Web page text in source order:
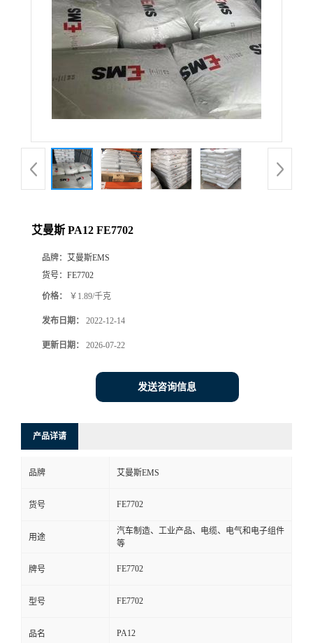
品
厅
系
艾曼斯 PA12 FE7702
品牌： 艾曼斯EMS
货号： FE7702
价格： ￥1.89/千克
发布日期： 2022-12-14
更新日期： 2026-07-22
发送咨询信息
产品详请
品牌 艾曼斯EMS
货号 FE7702
用途
汽车制造、工业产品、电缆、电气和电子组件
等
牌号 FE7702
型号 FE7702
品名 PA12